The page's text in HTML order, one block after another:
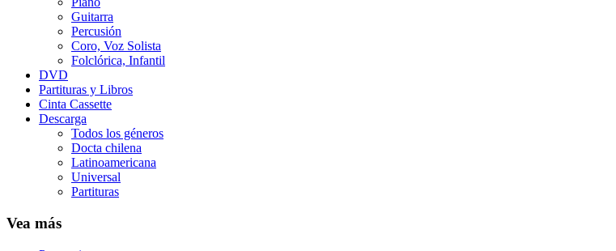
Guitarra
Percusión
Coro, Voz Solista
Folclórica, Infantil
DVD
Partituras y Libros
Cinta Cassette
Descarga
Todos los géneros
Docta chilena
Latinoamericana
Universal
Partituras
Vea más